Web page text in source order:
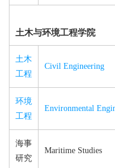
土木与环境工程学院
土木
工程
Civil Engineering
环境
工程
Environmental
海事
研究
Maritime Studies